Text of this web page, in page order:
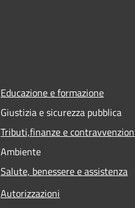
Educazione e formazione
Giustizia e sicurezza pubblica
Tributi,finanze e
Ambiente
Salute, benessere e assistenza
Autorizzazioni